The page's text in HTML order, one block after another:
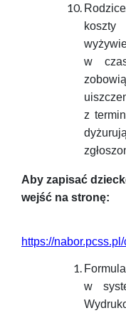
w
z
Aby zapisać
wejść na stronę:
https://
w